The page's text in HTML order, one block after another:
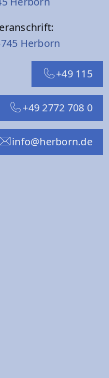
Herborn
+49 115
+49 2772 708 0
info@herborn.de